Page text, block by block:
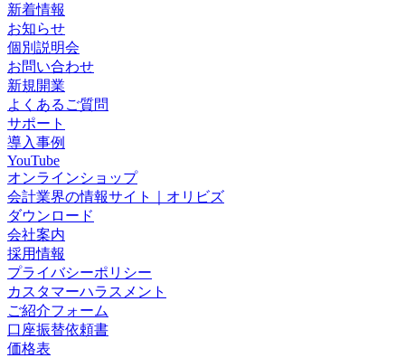
新着情報
お知らせ
個別説明会
お問い合わせ
新規開業
よくあるご質問
サポート
導入事例
YouTube
オンラインショップ
会計業界の情報サイト｜オリビズ
ダウンロード
会社案内
採用情報
プライバシーポリシー
カスタマーハラスメント
ご紹介フォーム
口座振替依頼書
価格表